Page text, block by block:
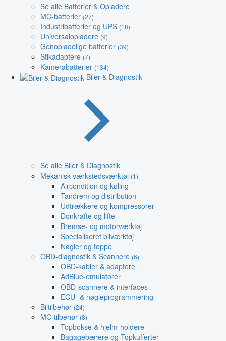
Se alle Batterier & Opladere
MC-batterier (27)
Industribatterier og UPS (18)
Universalopladere (9)
Genopladelige batterier (39)
Stikadaptere (7)
Kamerabatterier (134)
Biler & Diagnostik
Se alle Biler & Diagnostik
Mekanisk værkstedsværktøj (1)
Aircondition og køling
Tandrem og distribution
Udtrækkere og kompressorer
Donkrafte og lifte
Bremse- og motorværktøj
Specialiseret bilværktøj
Nøgler og toppe
OBD-diagnostik & Scannere (6)
OBD-kabler & adaptere
AdBlue-emulatorer
OBD-scannere & interfaces
ECU- & nøgleprogrammering
Biltilbehør (24)
MC-tilbehør (8)
Topbokse & hjelm-holdere
Bagagebærere og Topkufferter